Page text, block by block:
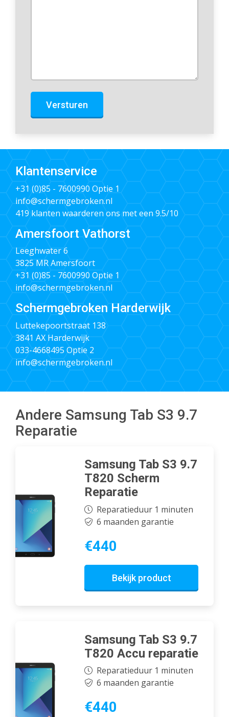
Versturen
Klantenservice
+31 (0)85 - 7600990 Optie 1
info@schermgebroken.nl
419 klanten waarderen ons met een 9.5/10
Amersfoort Vathorst
Leeghwater 6
3825 MR Amersfoort
+31 (0)85 - 7600990 Optie 1
info@schermgebroken.nl
Schermgebroken Harderwijk
Luttekepoortstraat 138
3841 AX Harderwijk
033-4668495 Optie 2
info@schermgebroken.nl
Andere Samsung Tab S3 9.7
Reparatie
Samsung Tab S3 9.7
T820 Scherm
Reparatie
Reparatieduur 1 minuten
6 maanden garantie
€440
Bekijk product
Samsung Tab S3 9.7
T820 Accu reparatie
Reparatieduur 1 minuten
6 maanden garantie
€440